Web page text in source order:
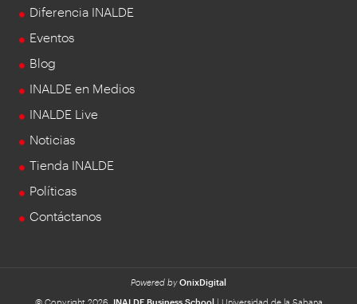
Diferencia INALDE
Eventos
Blog
INALDE en Medios
INALDE Live
Noticias
Tienda INALDE
Políticas
Contáctanos
Powered by OnixDigital